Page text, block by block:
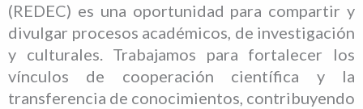
(REDEC) es una oportunidad para compartir y
divulgar procesos académicos, de investigación
y culturales. Trabajamos para fortalecer los
vínculos de cooperación científica y la
transferencia de conocimientos, contribuyendo